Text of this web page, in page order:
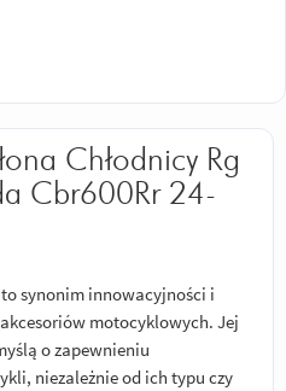
Chłodnicy Rg
Cbr600Rr 24-
synonim innowacyjności i
motocyklowych. Jej
o zapewnieniu
niezależnie od ich typu czy